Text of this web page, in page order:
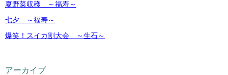
夏野菜収穫 ～福寿～
七夕 ～福寿～
爆笑！スイカ割大会 ～生石～
アーカイブ